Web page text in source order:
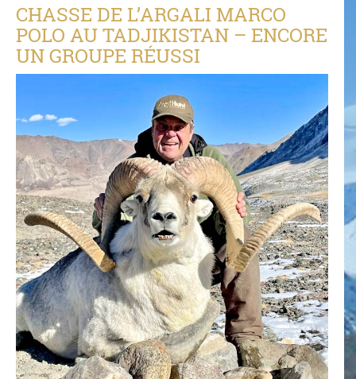
CHASSE DE L’ARGALI MARCO
POLO AU TADJIKISTAN – ENCORE
UN GROUPE RÉUSSI